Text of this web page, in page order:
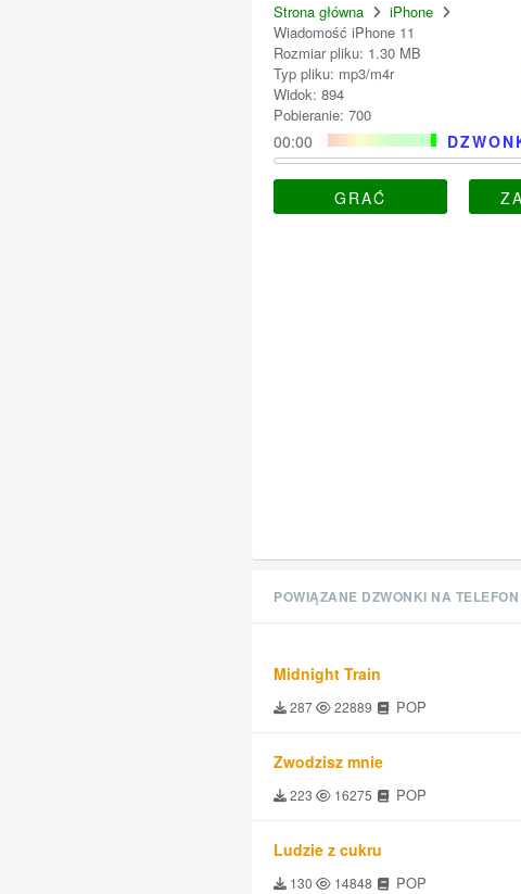
Strona główna
iPhone
Wiadomość iPhone 11
Rozmiar pliku: 1.30 MB
Typ pliku: mp3/m4r
Widok: 894
Pobieranie: 700
00:00
GRAĆ
POWIĄZANE DZWONKI NA TELEFON
Midnight Train
287 22889 POP
Zwodzisz mnie
223 16275 POP
Ludzie z cukru
130 14848 POP